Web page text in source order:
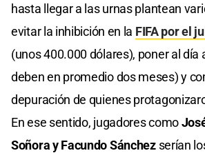
hasta llegar a las urnas plantean
evitar la inhibición en la FIFA por el
(unos 400.000 dólares), poner al día
deben en promedio dos meses) y
depuración de quienes
En ese sentido, jugadores como
Soñora y Facundo Sánchezserían